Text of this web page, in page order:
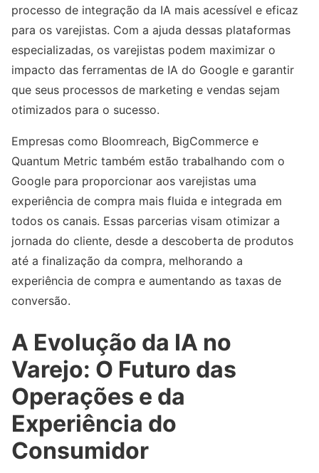
processo de integração da IA mais acessível e eficaz
para os varejistas. Com a ajuda dessas plataformas
especializadas, os varejistas podem maximizar o
impacto das ferramentas de IA do Google e garantir
que seus processos de marketing e vendas sejam
otimizados para o sucesso.
Empresas como Bloomreach, BigCommerce e
Quantum Metric também estão trabalhando com o
Google para proporcionar aos varejistas uma
experiência de compra mais fluida e integrada em
todos os canais. Essas parcerias visam otimizar a
jornada do cliente, desde a descoberta de produtos
até a finalização da compra, melhorando a
experiência de compra e aumentando as taxas de
conversão.
A Evolução da IA no
Varejo: O Futuro das
Operações e da
Experiência do
Consumidor